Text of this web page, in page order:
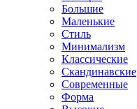
Большие
Маленькие
Стиль
Минимализм
Классические
Скандинавские
Современные
Форма